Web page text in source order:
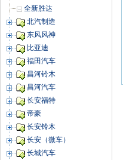
全新胜达
北汽制造
东风风神
比亚迪
福田汽车
昌河铃木
昌河汽车
长安福特
帝豪
长安铃木
长安（微车）
长城汽车